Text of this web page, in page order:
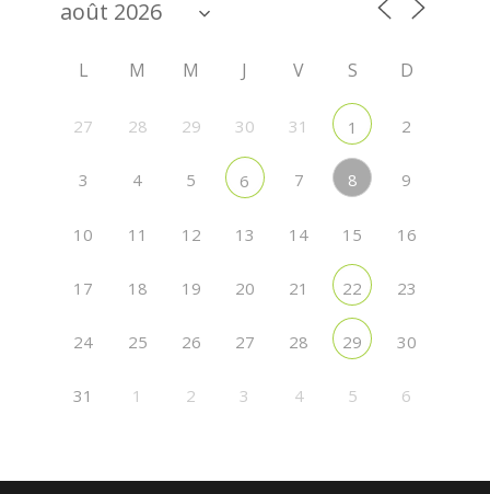
L M M J V S D
27 28 29 30 31 1 2
3 4 5 6 7 8 9
10 11 12 13 14 15 16
17 18 19 20 21 22 23
24 25 26 27 28 29 30
31 1 2 3 4 5 6